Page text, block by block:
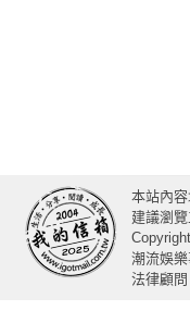
本站內
建議瀏
潮流娛
法律顧